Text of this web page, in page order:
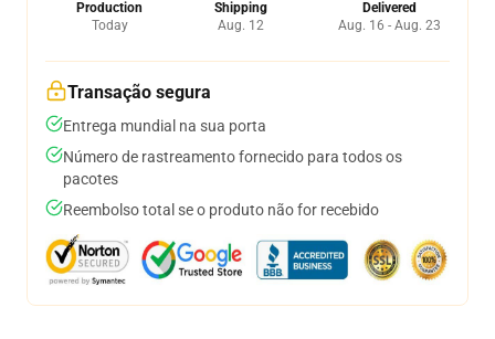
Production
Today
Shipping
Aug. 12
Delivered
Aug. 16 - Aug. 23
Transação segura
Entrega mundial na sua porta
Número de rastreamento fornecido para todos os
pacotes
Reembolso total se o produto não for recebido